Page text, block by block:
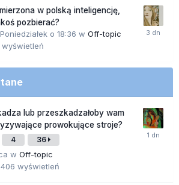
w polską inteligencję,
pozbierać?
Poniedziałek o 18:36 w Off-topic
wyświetleń
lub przeszkadzałoby wam
prowokujące stroje?
4 36
w Off-topic
406 wyświetleń